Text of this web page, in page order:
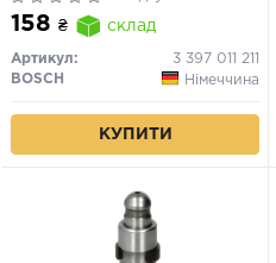
158 ₴ склад
Артикул:
3 397 011 211
BOSCH
Німеччина
КУПИТИ